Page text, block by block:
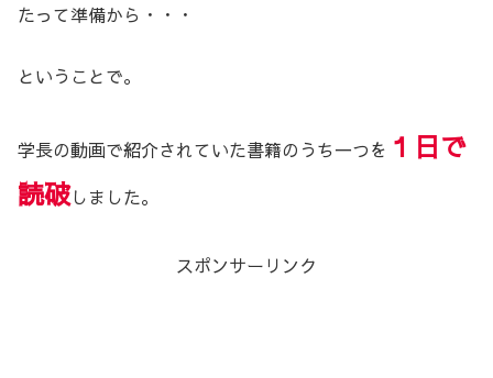
たって準備から・・・
ということで。
学長の動画で紹介されていた書籍のうち一つを １日で
読破しました。
スポンサーリンク